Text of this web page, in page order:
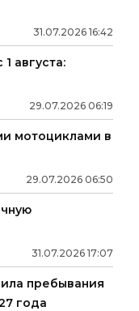
31.07.2026 16:42
августа:
29.07.2026 06:19
мотоциклами в
29.07.2026 06:50
31.07.2026 17:07
пребывания
года